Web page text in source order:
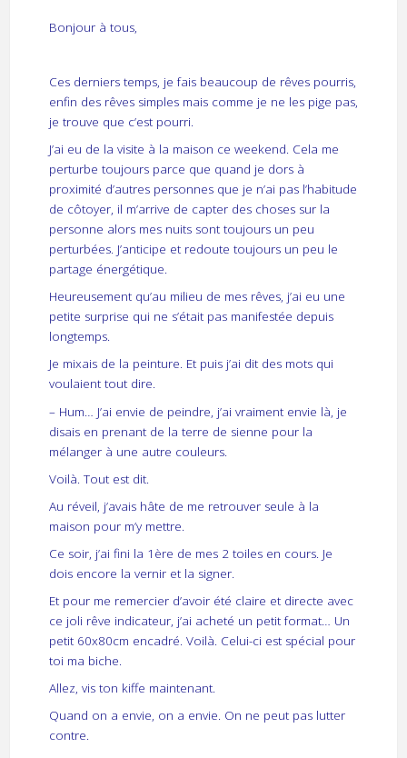
Bonjour à tous,
Ces derniers temps, je fais beaucoup de rêves pourris,
enfin des rêves simples mais comme je ne les pige pas,
je trouve que c’est pourri.
J’ai eu de la visite à la maison ce weekend. Cela me
perturbe toujours parce que quand je dors à
proximité d’autres personnes que je n’ai pas l’habitude
de côtoyer, il m’arrive de capter des choses sur la
personne alors mes nuits sont toujours un peu
perturbées. J’anticipe et redoute toujours un peu le
partage énergétique.
Heureusement qu’au milieu de mes rêves, j’ai eu une
petite surprise qui ne s’était pas manifestée depuis
longtemps.
Je mixais de la peinture. Et puis j’ai dit des mots qui
voulaient tout dire.
– Hum… J’ai envie de peindre, j’ai vraiment envie là, je
disais en prenant de la terre de sienne pour la
mélanger à une autre couleurs.
Voilà. Tout est dit.
Au réveil, j’avais hâte de me retrouver seule à la
maison pour m’y mettre.
Ce soir, j’ai fini la 1ère de mes 2 toiles en cours. Je
dois encore la vernir et la signer.
Et pour me remercier d’avoir été claire et directe avec
ce joli rêve indicateur, j’ai acheté un petit format… Un
petit 60x80cm encadré. Voilà. Celui-ci est spécial pour
toi ma biche.
Allez, vis ton kiffe maintenant.
Quand on a envie, on a envie. On ne peut pas lutter
contre.